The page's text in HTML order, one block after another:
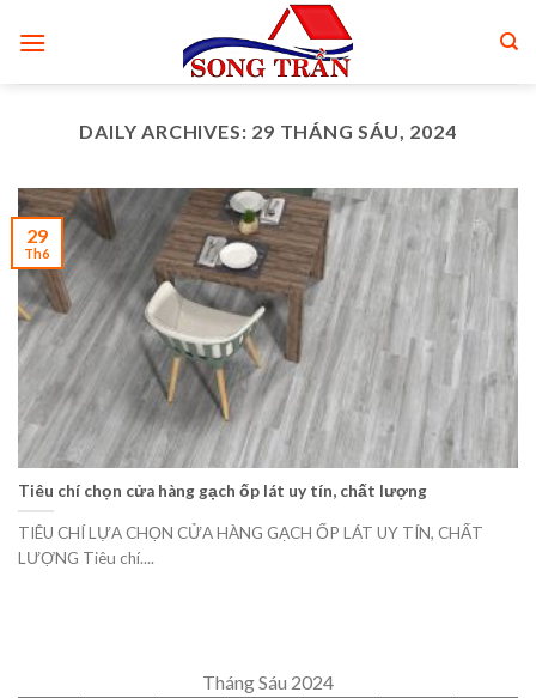
DAILY ARCHIVES: 29 THÁNG SÁU, 2024
Tiêu chí chọn cửa hàng gạch ốp lát uy tín, chất lượng
TIÊU CHÍ LỰA CHỌN CỬA HÀNG GẠCH ỐP LÁT UY TÍN, CHẤT
LƯỢNG Tiêu chí....
29
Th6
Tháng Sáu 2024